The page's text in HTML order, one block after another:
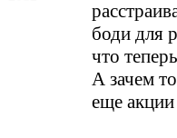
боди для
что
А зачем
еще